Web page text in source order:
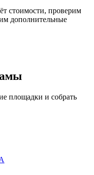
стоимости, проверим
дополнительные
площадки и собрать